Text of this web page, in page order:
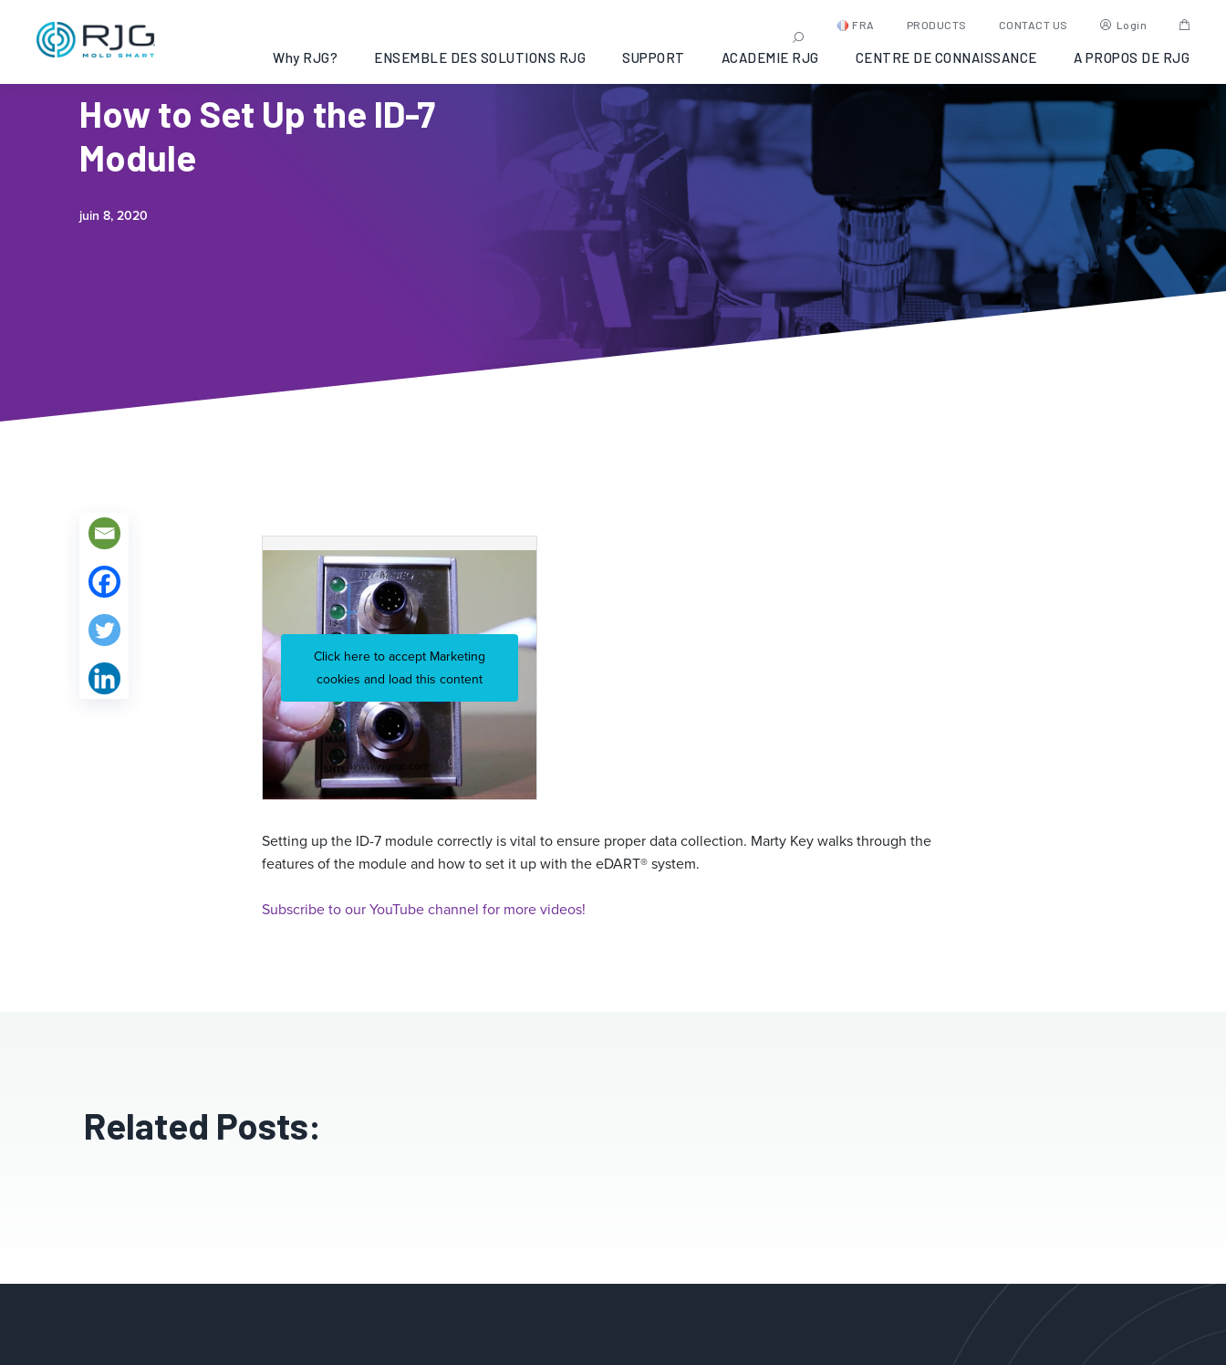
FRA PRODUCTS CONTACT US Login
Why RJG? ENSEMBLE DES SOLUTIONS RJG SUPPORT ACADEMIE RJG CENTRE DE CONNAISSANCE A PROPOS DE RJG
How to Set Up the ID-7
Module
juin 8, 2020
Click here to accept Marketing
cookies and load this content
Setting up the ID-7 module correctly is vital to ensure proper data collection. Marty Key walks through the
features of the module and how to set it up with the eDART® system.
Subscribe to our YouTube channel for more videos!
Related Posts: